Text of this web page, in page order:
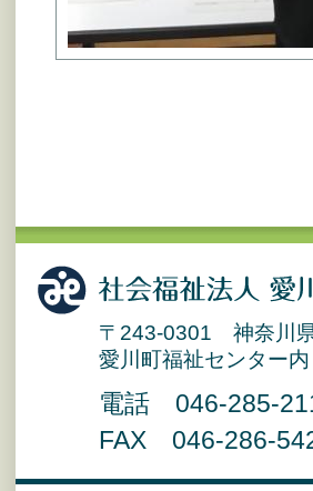
〒243-0301 神奈川
愛川町福祉センター内
電話 046-285-
FAX 046-286-